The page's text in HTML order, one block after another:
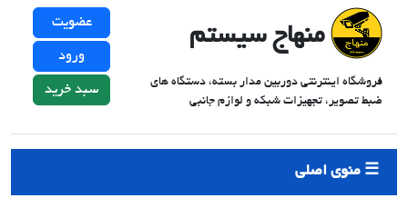
منهاج سیستم
عضویت
ورود
سبد خرید
فروشگاه اینترنتی دوربین مدار بسته، دستگاه های
ضبط تصویر، تجهیزات شبکه و لوازم جانبی
منوی اصلی